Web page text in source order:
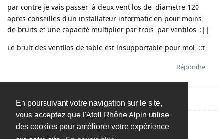
En poursuivant votre navigation sur le site,
vous acceptez que l'Atoll Rhône Alpin utilise
des cookies pour améliorer votre expérience
par contre je vais passer à deux ventilos de diametre 120
apres conseilles d'un installateur informaticien pour moins
de bruits et une capacité multiplier par trois par ventilos. :||
Le bruit des ventilos de table est insupportable pour moi ::t
Répondre
Répondre…